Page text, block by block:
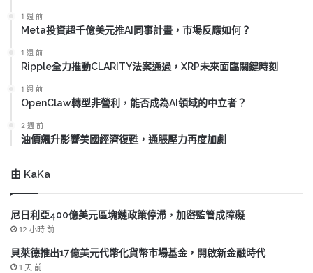
1 週 前
Meta投資超千億美元推AI同事計畫，市場反應如何？
1 週 前
Ripple全力推動CLARITY法案通過，XRP未來面臨關鍵時刻
1 週 前
OpenClaw轉型非營利，能否成為AI領域的中立者？
2 週 前
油價飆升影響美國經濟復甦，通脹壓力再度加劇
由 KaKa
尼日利亞400億美元區塊鏈政策停滯，加密監管成障礙
12 小時 前
貝萊德推出17億美元代幣化貨幣市場基金，開啟新金融時代
1 天 前